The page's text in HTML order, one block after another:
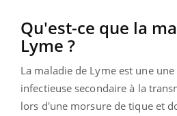
Qu'est-ce que la
Lyme ?
La maladie de Lyme est une
infectieuse secondaire à la
lors d'une morsure de tique et